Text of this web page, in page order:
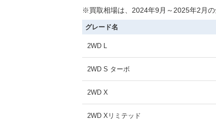
※買取相場は、2024年9月～2025年2月の
グレード名
2WD L
2WD S ターボ
2WD X
2WD Xリミテッド